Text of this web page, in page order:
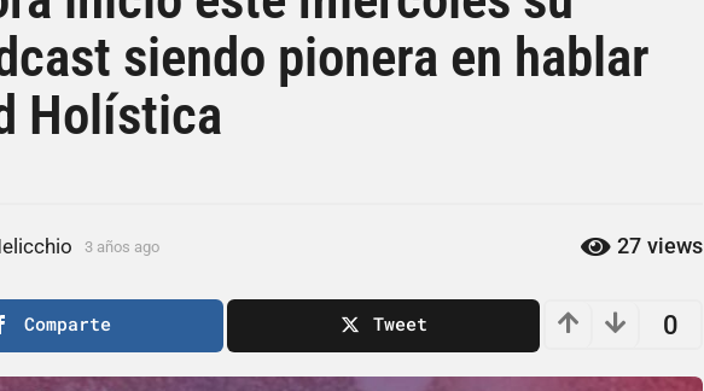
siendo pionera en hablar
Holística
3 años ago 27 views
0
Comparte Tweet